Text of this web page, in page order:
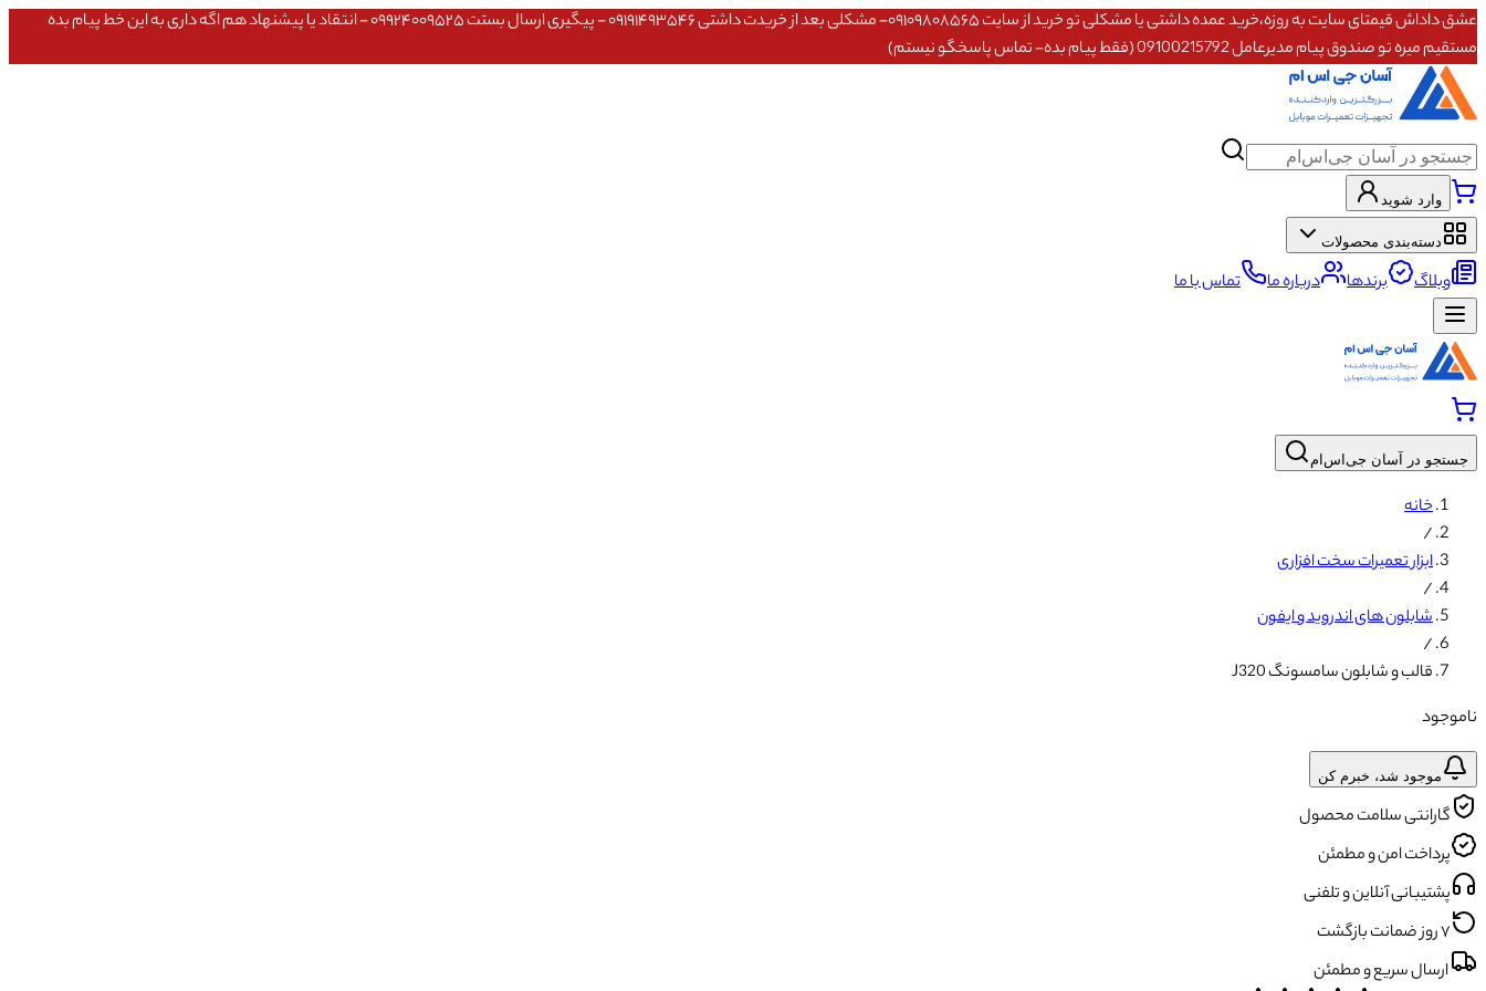
عشق داداش قیمتای سایت به روزه،خرید عمده داشتی یا مشکلی تو خرید از سایت ۰۹۱۰۹۸۰۸۵۶۵- مشکلی بعد از خریدت داشتی ۰۹۱۹۱۴۹۳۵۴۶ - پیگیری ارسال بستت ۰۹۹۲۴۰۰۹۵۲۵ - انتقاد یا پیشنهاد هم اگه داری به این خط پیام بده
مستقیم میره تو صندوق پیام مدیرعامل 09100215792 (فقط پیام بده- تماس پاسخگو نیستم)
وارد شوید
دسته‌بندی محصولات
وبلاگ برندها درباره ما تماس با ما
جستجو در آسان جی‌اس‌ام
خانه
/
ابزار تعمیرات سخت افزاری
/
شابلون های اندروید و ایفون
/
قالب و شابلون سامسونگ J320
ناموجود
موجود شد، خبرم کن
گارانتی سلامت محصول
پرداخت امن و مطمئن
پشتیبانی آنلاین و تلفنی
۷ روز ضمانت بازگشت
ارسال سریع و مطمئن